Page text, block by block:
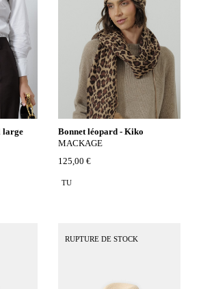
large
Bonnet léopard - Kiko
MACKAGE
125,00 €
TU
RUPTURE DE STOCK